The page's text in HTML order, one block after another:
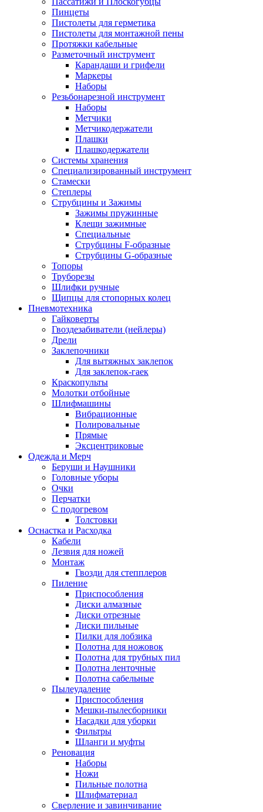
Пинцеты
Пистолеты для герметика
Пистолеты для монтажной пены
Протяжки кабельные
Разметочный инструмент
Карандаши и грифели
Маркеры
Наборы
Резьбонарезной инструмент
Наборы
Метчики
Метчикодержатели
Плашки
Плашкодержатели
Системы хранения
Специализированный инструмент
Стамески
Степлеры
Струбцины и Зажимы
Зажимы пружинные
Клещи зажимные
Специальные
Струбцины F-образные
Струбцины G-образные
Топоры
Труборезы
Шлифки ручные
Щипцы для стопорных колец
Пневмотехника
Гайковерты
Гвоздезабиватели (нейлеры)
Дрели
Заклепочники
Для вытяжных заклепок
Для заклепок-гаек
Краскопульты
Молотки отбойные
Шлифмашины
Вибрационные
Полировальные
Прямые
Эксцентриковые
Одежда и Мерч
Беруши и Наушники
Головные уборы
Очки
Перчатки
С подогревом
Толстовки
Оснастка и Расходка
Кабели
Лезвия для ножей
Монтаж
Гвозди для степплеров
Пиление
Приспособления
Диски алмазные
Диски отрезные
Диски пильные
Пилки для лобзика
Полотна для ножовок
Полотна для трубных пил
Полотна ленточные
Полотна сабельные
Пылеудаление
Приспособления
Мешки-пылесборники
Насадки для уборки
Фильтры
Шланги и муфты
Реновация
Наборы
Ножи
Пильные полотна
Шлифматериал
Сверление и завинчивание